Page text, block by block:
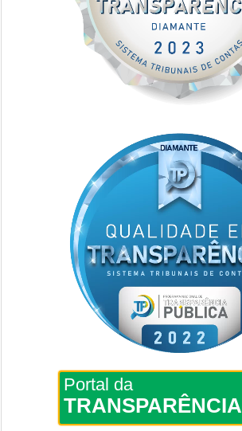
Portal da
TRANSPARÊNCIA